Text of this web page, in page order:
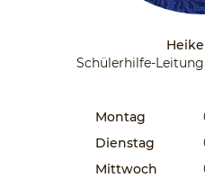
Schülerhilfe-
Montag
Dienstag
Mittwoch